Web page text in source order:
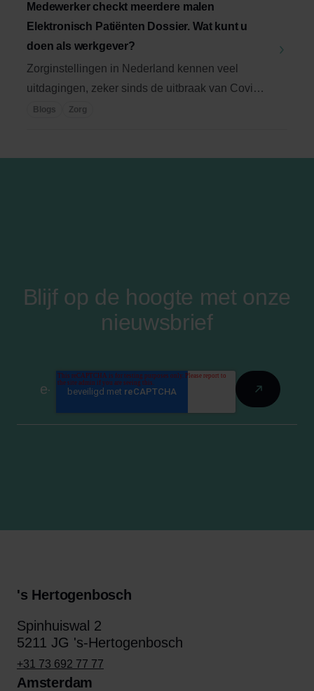
Medewerker checkt meerdere malen
Elektronisch Patiënten Dossier. Wat kunt u
doen als werkgever?
Zorginstellingen in Nederland kennen veel
uitdagingen, zeker sinds de uitbraak van Covid
19. Het ...
Blogs Zorg
Blijf op de hoogte met onze
nieuwsbrief
's Hertogenbosch
Spinhuiswal 2
5211 JG 's-Hertogenbosch
+31 73 692 77 77
Amsterdam